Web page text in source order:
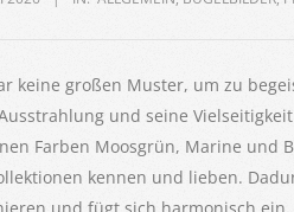
keine großen Muster, um zu
und seine
Farben Moosgrün, Marine und
kennen und lieben.
und fügt sich harmonisch